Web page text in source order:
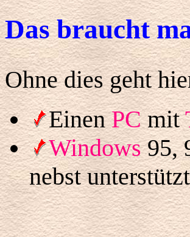
Das braucht
Ohne dies geht
EinenPCmit
Windows95,
nebst